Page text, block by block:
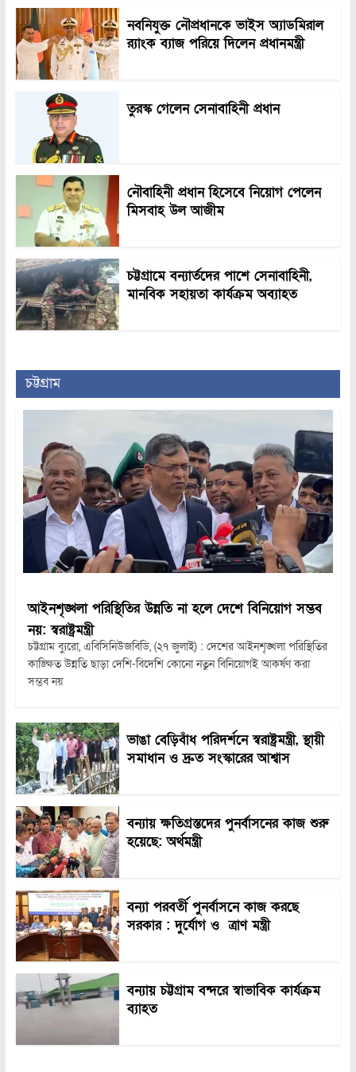
নবনিযুক্ত নৌপ্রধানকে ভাইস অ্যাডমিরাল
র‍্যাংক ব্যাজ পরিয়ে দিলেন প্রধানমন্ত্রী
তুরস্ক গেলেন সেনাবাহিনী প্রধান
নৌবাহিনী প্রধান হিসেবে নিয়োগ পেলেন
মিসবাহ উল আজীম
চট্টগ্রামে বন্যার্তদের পাশে সেনাবাহিনী,
মানবিক সহায়তা কার্যক্রম অব্যাহত
চট্টগ্রাম
আইনশৃঙ্খলা পরিস্থিতির উন্নতি না হলে দেশে বিনিয়োগ সম্ভব
নয়: স্বরাষ্ট্রমন্ত্রী
চট্টগ্রাম ব্যুরো, এবিসিনিউজবিডি, (২৭ জুলাই) : দেশের আইনশৃঙ্খলা পরিস্থিতির
কাঙ্ক্ষিত উন্নতি ছাড়া দেশি-বিদেশি কোনো নতুন বিনিয়োগই আকর্ষণ করা
সম্ভব নয়
ভাঙা বেড়িবাঁধ পরিদর্শনে স্বরাষ্ট্রমন্ত্রী, স্থায়ী
সমাধান ও দ্রুত সংস্কারের আশ্বাস
বন্যায় ক্ষতিগ্রস্তদের পুনর্বাসনের কাজ শুরু
হয়েছে: অর্থমন্ত্রী
বন্যা পরবর্তী পুনর্বাসনে কাজ করছে
সরকার : দুর্যোগ ও ত্রাণ মন্ত্রী
বন্যায় চট্টগ্রাম বন্দরে স্বাভাবিক কার্যক্রম
ব্যাহত